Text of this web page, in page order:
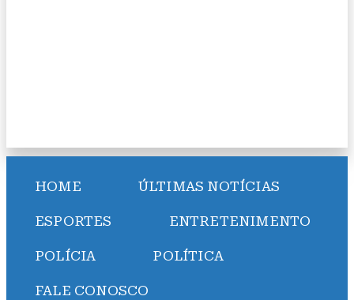
HOME ÚLTIMAS NOTÍCIAS
ESPORTES ENTRETENIMENTO
POLÍCIA POLÍTICA
FALE CONOSCO